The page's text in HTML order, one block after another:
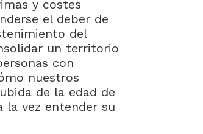
y costes
el deber de
del
un territorio
con
nuestros
de la edad de
la vez entender su